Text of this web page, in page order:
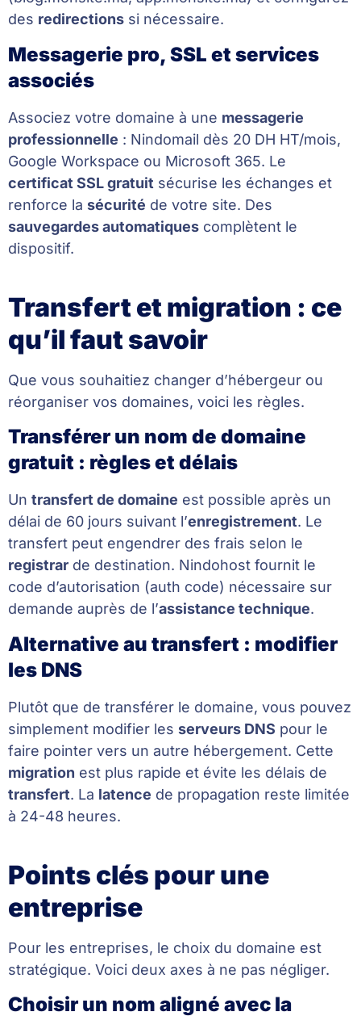
des redirections si nécessaire.
Messagerie pro, SSL et services
associés
Associez votre domaine à une messagerie
professionnelle : Nindomail dès 20 DH HT/mois,
Google Workspace ou Microsoft 365. Le
certificat SSL gratuit sécurise les échanges et
renforce la sécurité de votre site. Des
sauvegardes automatiques complètent le
dispositif.
Transfert et migration : ce
qu’il faut savoir
Que vous souhaitiez changer d’hébergeur ou
réorganiser vos domaines, voici les règles.
Transférer un nom de domaine
gratuit : règles et délais
Un transfert de domaine est possible après un
délai de 60 jours suivant l’enregistrement. Le
transfert peut engendrer des frais selon le
registrar de destination. Nindohost fournit le
code d’autorisation (auth code) nécessaire sur
demande auprès de l’assistance technique.
Alternative au transfert : modifier
les DNS
Plutôt que de transférer le domaine, vous pouvez
simplement modifier les serveurs DNS pour le
faire pointer vers un autre hébergement. Cette
migration est plus rapide et évite les délais de
transfert. La latence de propagation reste limitée
à 24-48 heures.
Points clés pour une
entreprise
Pour les entreprises, le choix du domaine est
stratégique. Voici deux axes à ne pas négliger.
Choisir un nom aligné avec la